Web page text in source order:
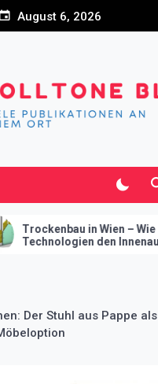
August 6, 2026
– Wie moderne
Innenausbau
Der Stuhl aus Pappe als